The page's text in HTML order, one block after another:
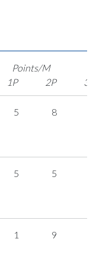
Points/M
1P 2P 3P
5 8
5 5
1 9